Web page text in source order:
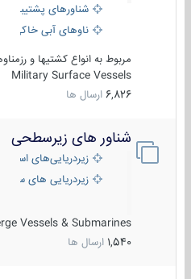
شناورهای پشتیبانی
ناوهای آبی خاکی و
مربوط به انواع کشتیها و
Military Surface Vessels
6,826 ارسال ها
شناور های زیرسطحی
زیردریایی‌های
زیردریایی های سبک
Vessels & Submarines
1,540 ارسال ها